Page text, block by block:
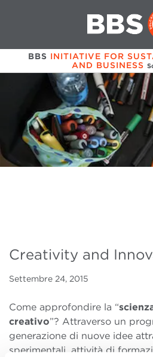
BBS INITIATIVE FOR
AND BUSINESS
Creativity and
Settembre 24, 2015
Come approfondire la “
creativo”? Attraverso un
generazione di nuove idee
sperimentali, attività di